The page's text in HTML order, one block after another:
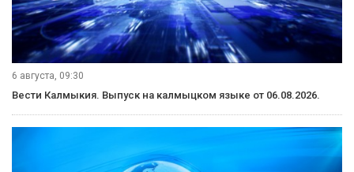
6 августа, 09:30
Вести Калмыкия. Выпуск на калмыцком языке от 06.08.2026.